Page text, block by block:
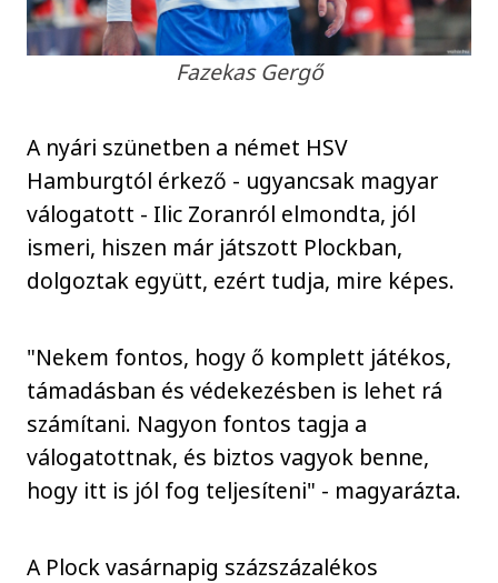
Fazekas Gergő
A nyári szünetben a német HSV
Hamburgtól érkező - ugyancsak magyar
válogatott - Ilic Zoranról elmondta, jól
ismeri, hiszen már játszott Plockban,
dolgoztak együtt, ezért tudja, mire képes.
"Nekem fontos, hogy ő komplett játékos,
támadásban és védekezésben is lehet rá
számítani. Nagyon fontos tagja a
válogatottnak, és biztos vagyok benne,
hogy itt is jól fog teljesíteni" - magyarázta.
A Plock vasárnapig százszázalékos